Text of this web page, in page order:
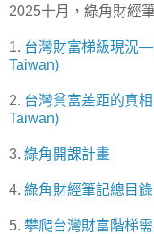
2025十月，綠角財經
1. 台灣財富梯級現況
Taiwan)
2. 台灣貧富差距的真
Taiwan)
3. 綠角開課計畫
4. 綠角財經筆記總目錄
5. 攀爬台灣財富階梯